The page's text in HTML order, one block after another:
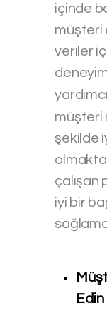
içinde
müşteri
veriler
müşteri
şekilde
çalışan
iyi bir
Edin